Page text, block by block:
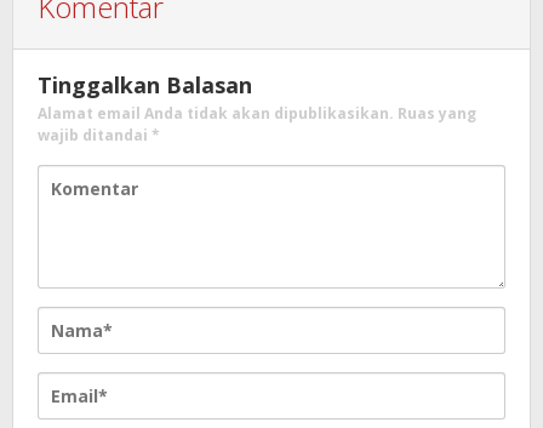
Tinggalkan Balasan
Alamat email Anda tidak akan dipublikasikan. Ruas yang
wajib ditandai *